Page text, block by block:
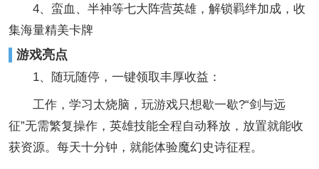
4、蛮血、半神等七大阵营英雄，解锁羁绊加成，收
集海量精美卡牌
游戏亮点
1、随玩随停，一键领取丰厚收益：
工作，学习太烧脑，玩游戏只想歇一歇?“剑与远
征”无需繁复操作，英雄技能全程自动释放，放置就能收
获资源。每天十分钟，就能体验魔幻史诗征程。